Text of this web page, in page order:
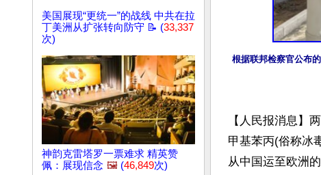
美国展现“更统一”的战线 中共在拉
丁美洲从扩张转向防守 📝 (33,337
次)
神韵克雷塔罗一票难求 精英赞
佩：展现信念 🖼️ (46,849次)
根据联邦检察官公布
【人民报消息】
甲基苯丙(俗称冰
从中国运至欧洲